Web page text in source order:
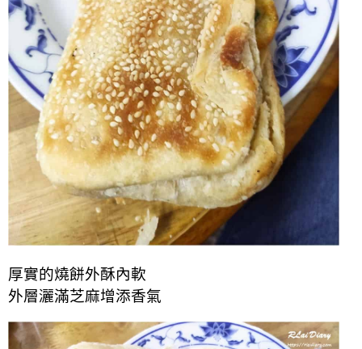
厚實的燒餅外酥內軟
外層灑滿芝麻增添香氣